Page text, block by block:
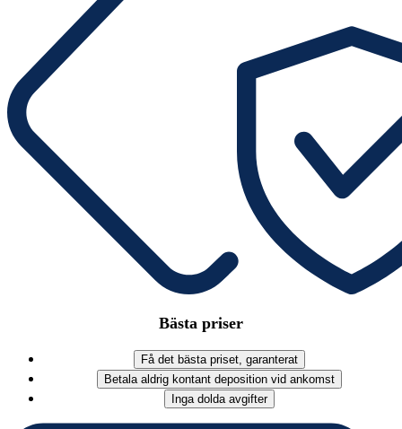
Bästa priser
Få det bästa priset, garanterat
Betala aldrig kontant deposition vid ankomst
Inga dolda avgifter